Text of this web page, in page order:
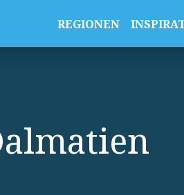
REGIONEN